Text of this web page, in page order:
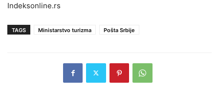
Indeksonline.rs
TAGS Ministarstvo turizma Pošta Srbije